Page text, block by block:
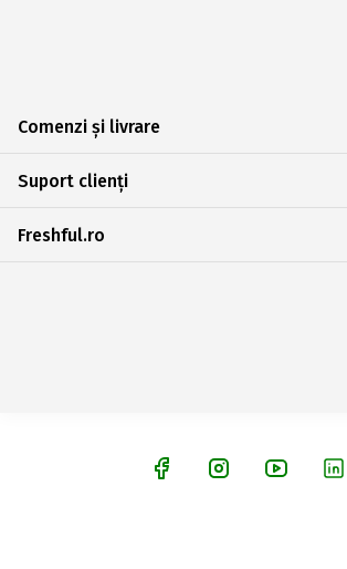
Comenzi și livrare
Suport clienți
Freshful.ro